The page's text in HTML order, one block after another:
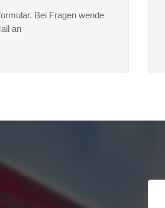
Bei Fragen wende
an